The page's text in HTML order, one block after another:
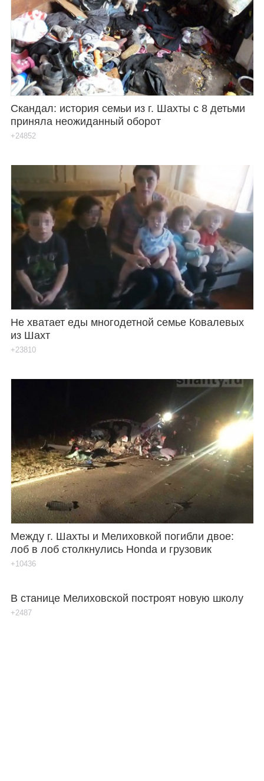
Скандал: история семьи из г. Шахты с 8 детьми
приняла неожиданный оборот
+24852
Не хватает еды многодетной семье Ковалевых
из Шахт
+23810
Между г. Шахты и Мелиховкой погибли двое:
лоб в лоб столкнулись Honda и грузовик
+10436
В станице Мелиховской построят новую школу
+2487